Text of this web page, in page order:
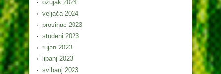
ožujak 2024
veljača 2024
prosinac 2023
studeni 2023
rujan 2023
lipanj 2023
svibanj 2023